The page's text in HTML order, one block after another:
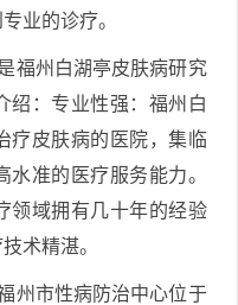
业的诊疗。
福州白湖亭皮肤病研究
绍：专业性强：福州白
疗皮肤病的医院，集临
准的医疗服务能力。
领域拥有几十年的经验
术精湛。
州市性病防治中心位于